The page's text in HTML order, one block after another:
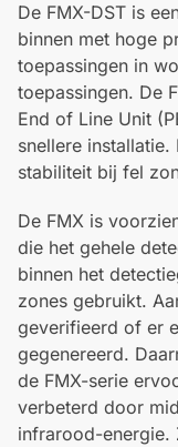
De FMX-DST is
binnen met hoge
toepassingen in
toepassingen. De
End of Line Unit
snellere
stabiliteit bij fel
De FMX is
die het gehele
binnen het
zones gebruikt.
geverifieerd of er
gegenereerd.
de FMX-serie
verbeterd door
infrarood-energie.